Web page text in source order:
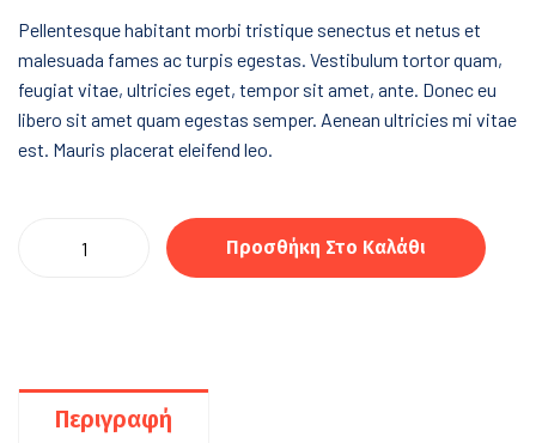
Pellentesque habitant morbi tristique senectus et netus et
malesuada fames ac turpis egestas. Vestibulum tortor quam,
feugiat vitae, ultricies eget, tempor sit amet, ante. Donec eu
libero sit amet quam egestas semper. Aenean ultricies mi vitae
est. Mauris placerat eleifend leo.
Προσθήκη Στο Καλάθι
Περιγραφή